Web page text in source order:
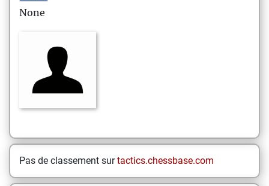
None
Pas de classement surtactics.chessbase.com